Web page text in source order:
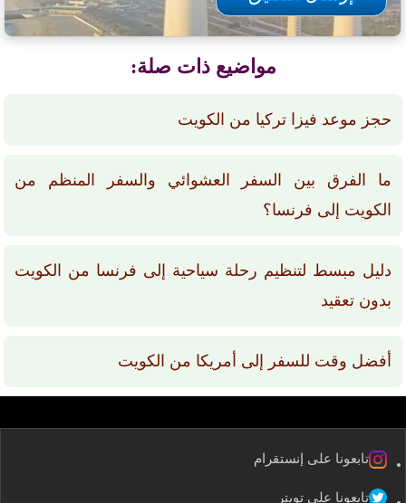
مواضيع ذات صلة:
حجز موعد فيزا تركيا من الكويت
ما الفرق بين السفر العشوائي والسفر المنظم من
الكويت إلى فرنسا؟
دليل مبسط لتنظيم رحلة سياحية إلى فرنسا من الكويت
بدون تعقيد
أفضل وقت للسفر إلى أمريكا من الكويت
تابعونا على إنستقرام
تابعونا على تويتر